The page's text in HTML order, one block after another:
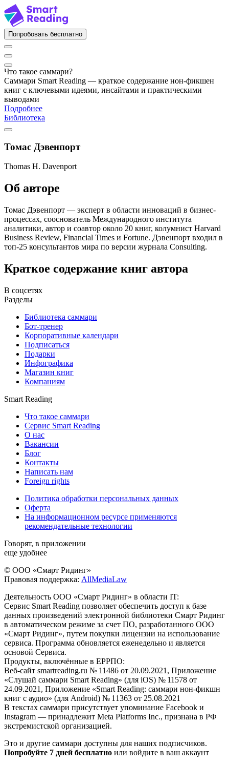
Попробовать бесплатно
Что такое саммари?
Саммари Smart Reading — краткое содержание нон-фикшен
книг с ключевыми идеями, инсайтами и практическими
выводами
Подробнее
Библиотека
Томас Дэвенпорт
Thomas H. Davenport
Об авторе
Томас Дэвенпорт — эксперт в области инноваций в бизнес-
процессах, сооснователь Международного института
аналитики, автор и соавтор около 20 книг, колумнист Harvard
Business Review, Financial Times и Fortune. Дэвенпорт входил в
топ-25 консультантов мира по версии журнала Consulting.
Краткое содержание книг автора
В соцсетях
Разделы
Библиотека саммари
Бот-тренер
Корпоративные календари
Подписаться
Подарки
Инфографика
Магазин книг
Компаниям
Smart Reading
Что такое саммари
Сервис Smart Reading
О нас
Вакансии
Блог
Контакты
Написать нам
Foreign rights
Политика обработки персональных данных
Оферта
На информационном ресурсе применяются
рекомендательные технологии
Говорят, в приложении
еще удобнее
© ООО «Смарт Ридинг»
Правовая поддержка: AllMediaLaw
Деятельность ООО «Смарт Ридинг» в области IT:
Сервис Smart Reading позволяет обеспечить доступ к базе
данных произведений электронной библиотеки Смарт Ридинг
в автоматическом режиме за счет ПО, разработанного ООО
«Смарт Ридинг», путем покупки лицензии на использование
сервиса. Программа обновляется еженедельно и является
основой Сервиса.
Продукты, включённые в ЕРРПО:
Веб-сайт smartreading.ru № 11486 от 20.09.2021, Приложение
«Слушай саммари Smart Reading» (для iOS) № 11578 от
24.09.2021, Приложение «Smart Reading: саммари нон-фикшн
книг с аудио» (для Android) № 11363 от 25.08.2021
В текстах саммари присутствует упоминание Facebook и
Instagram — принадлежит Meta Platforms Inc., признана в РФ
экстремистской организацией.
Это и другие саммари доступны для наших подписчиков.
Попробуйте 7 дней бесплатно или войдите в ваш аккаунт